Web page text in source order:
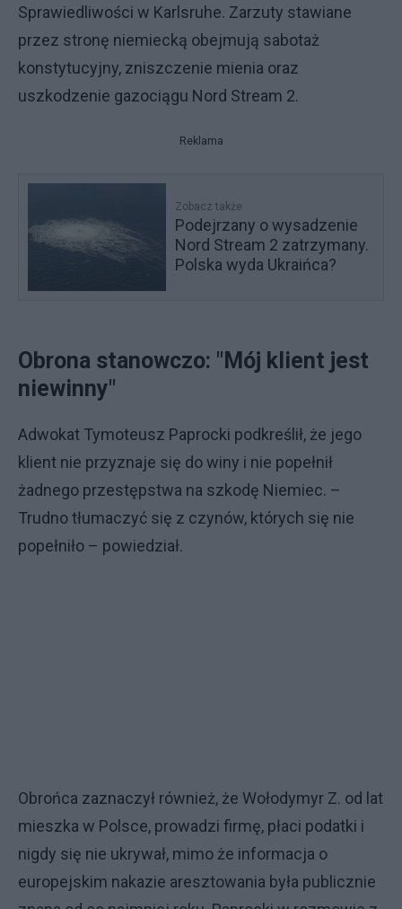
Sprawiedliwości w Karlsruhe. Zarzuty stawiane
przez stronę niemiecką obejmują sabotaż
konstytucyjny, zniszczenie mienia oraz
uszkodzenie gazociągu Nord Stream 2.
Reklama
Zobacz także
Podejrzany o wysadzenie
Nord Stream 2 zatrzymany.
Polska wyda Ukraińca?
Obrona stanowczo: "Mój klient jest
niewinny"
Adwokat Tymoteusz Paprocki podkreślił, że jego
klient nie przyznaje się do winy i nie popełnił
żadnego przestępstwa na szkodę Niemiec. –
Trudno tłumaczyć się z czynów, których się nie
popełniło – powiedział.
Obrońca zaznaczył również, że Wołodymyr Z. od lat
mieszka w Polsce, prowadzi firmę, płaci podatki i
nigdy się nie ukrywał, mimo że informacja o
europejskim nakazie aresztowania była publicznie